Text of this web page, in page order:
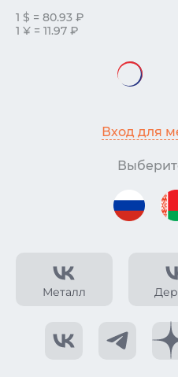
Металл
1 $ = 80.93 ₽
1 ¥ = 11.97 ₽
Вход для